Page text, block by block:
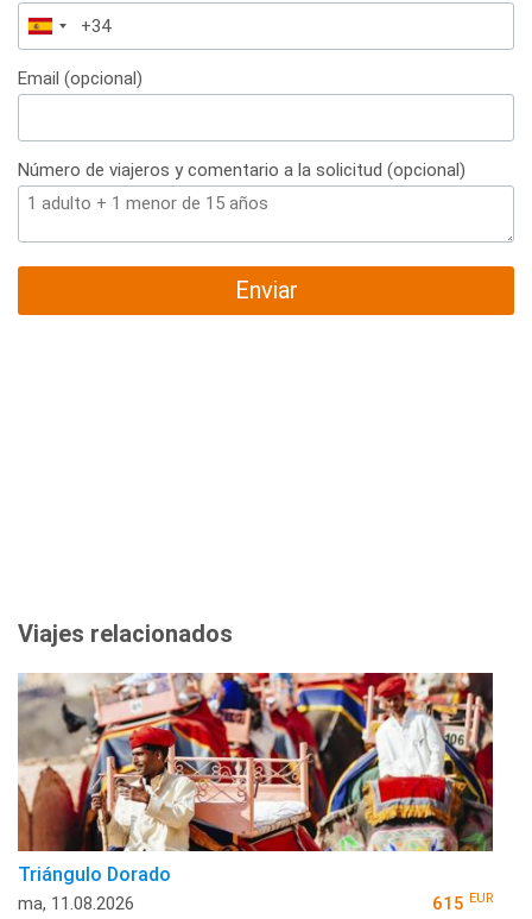
España
+34
Email (opcional)
Número de viajeros y comentario a la solicitud (opcional)
Enviar
Viajes relacionados
Triángulo Dorado
ma, 11.08.2026 615 EUR